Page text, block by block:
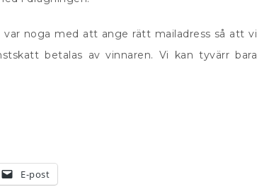
var noga med att ange rätt mailadress så att vi
betalas av vinnaren. Vi kan tyvärr bara
E-post